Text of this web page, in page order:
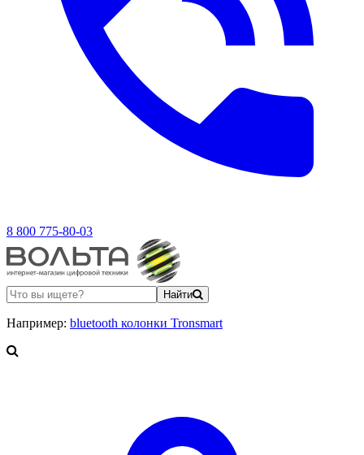
8 800 775-80-03
Найти
Например: bluetooth колонки Tronsmart